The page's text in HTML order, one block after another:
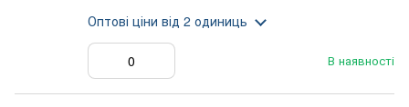
В наявності
Оптові ціни від 2 одиниць